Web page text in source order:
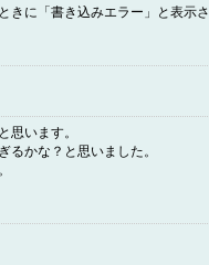
きに「書き込みエラー」と表示
思います。
るかな？と思いました。